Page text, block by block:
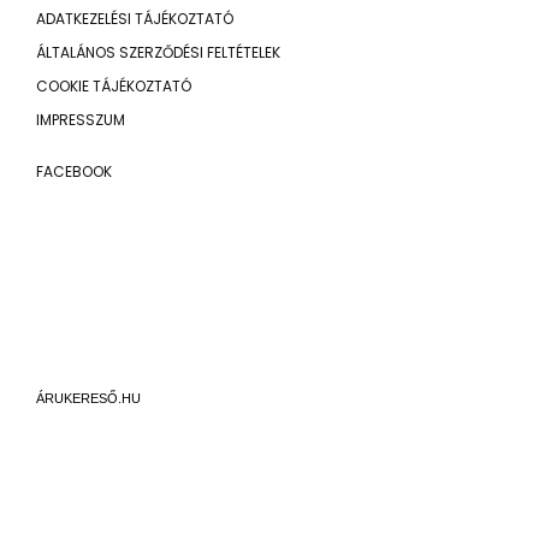
ADATKEZELÉSI TÁJÉKOZTATÓ
ÁLTALÁNOS SZERZŐDÉSI FELTÉTELEK
COOKIE TÁJÉKOZTATÓ
IMPRESSZUM
FACEBOOK
ÁRUKERESŐ.HU